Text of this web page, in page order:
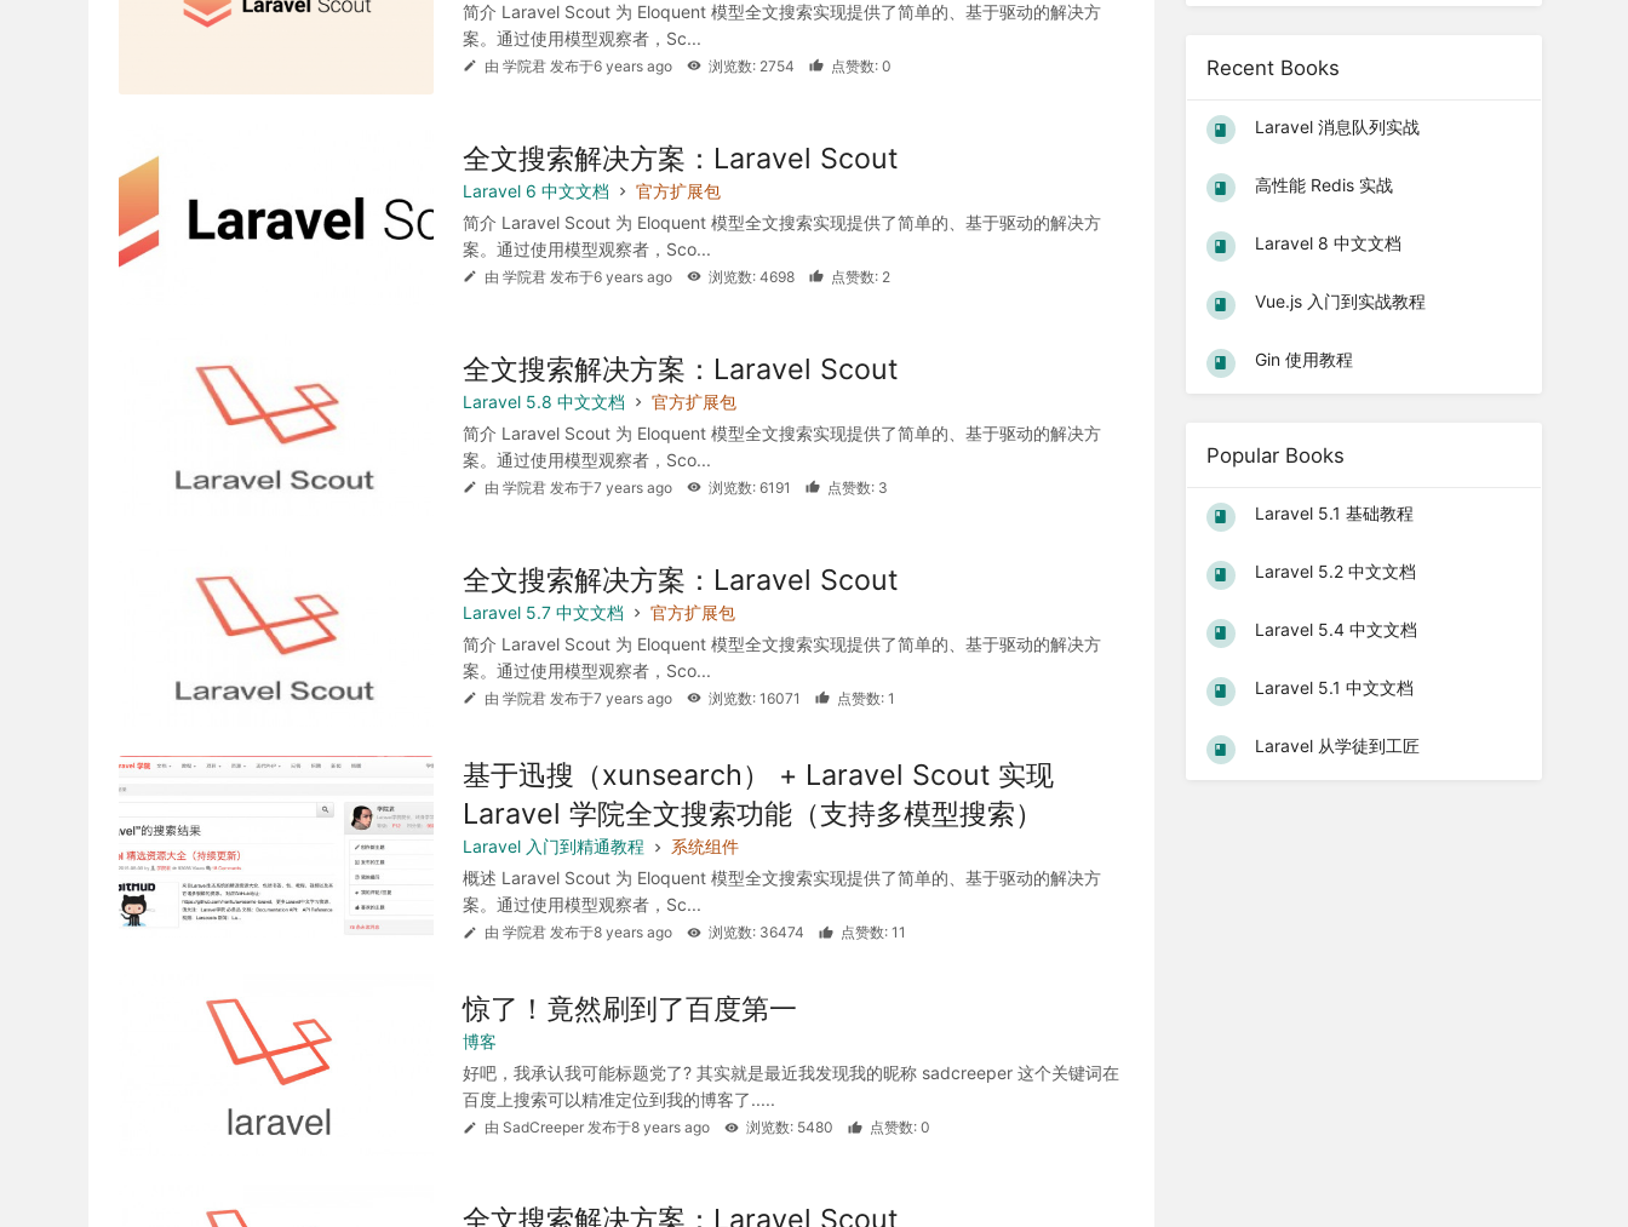
简介 Laravel Scout 为 Eloquent 模型全文搜索实现提供了简单的、基于驱动的解决方
案。通过使用模型观察者，Sc...
由 学院君 发布于6 years ago 浏览数: 2754 点赞数: 0
全文搜索解决方案：Laravel Scout
Laravel 6 中文文档
官方扩展包
简介 Laravel Scout 为 Eloquent 模型全文搜索实现提供了简单的、基于驱动的解决方
案。通过使用模型观察者，Sco...
由 学院君 发布于6 years ago 浏览数: 4698 点赞数: 2
全文搜索解决方案：Laravel Scout
Laravel 5.8 中文文档
官方扩展包
简介 Laravel Scout 为 Eloquent 模型全文搜索实现提供了简单的、基于驱动的解决方
案。通过使用模型观察者，Sco...
由 学院君 发布于7 years ago 浏览数: 6191 点赞数: 3
全文搜索解决方案：Laravel Scout
Laravel 5.7 中文文档
官方扩展包
简介 Laravel Scout 为 Eloquent 模型全文搜索实现提供了简单的、基于驱动的解决方
案。通过使用模型观察者，Sco...
由 学院君 发布于7 years ago 浏览数: 16071 点赞数: 1
基于迅搜（xunsearch） + Laravel Scout 实现
Laravel 学院全文搜索功能（支持多模型搜索）
Laravel 入门到精通教程
系统组件
概述 Laravel Scout 为 Eloquent 模型全文搜索实现提供了简单的、基于驱动的解决方
案。通过使用模型观察者，Sc...
由 学院君 发布于8 years ago 浏览数: 36474 点赞数: 11
惊了！竟然刷到了百度第一
博客
好吧，我承认我可能标题党了? 其实就是最近我发现我的昵称 sadcreeper 这个关键词在
百度上搜索可以精准定位到我的博客了.....
由 SadCreeper 发布于8 years ago 浏览数: 5480 点赞数: 0
全文搜索解决方案：Laravel Scout
Recent Books
Laravel 消息队列实战
高性能 Redis 实战
Laravel 8 中文文档
Vue.js 入门到实战教程
Gin 使用教程
Popular Books
Laravel 5.1 基础教程
Laravel 5.2 中文文档
Laravel 5.4 中文文档
Laravel 5.1 中文文档
Laravel 从学徒到工匠